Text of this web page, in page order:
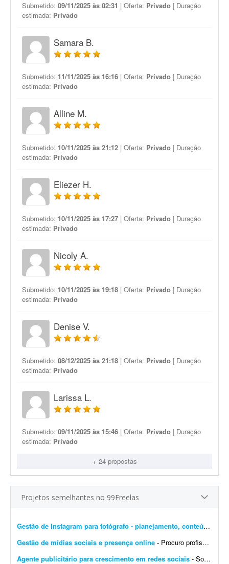
Submetido: 09/11/2025 às 02:31 | Oferta: Privado | Duração
estimada: Privado
Samara B.
Submetido: 11/11/2025 às 16:16 | Oferta: Privado | Duração
estimada: Privado
Alline M.
Submetido: 10/11/2025 às 21:12 | Oferta: Privado | Duração
estimada: Privado
Eliezer H.
Submetido: 10/11/2025 às 17:27 | Oferta: Privado | Duração
estimada: Privado
Nicoly A.
Submetido: 10/11/2025 às 19:18 | Oferta: Privado | Duração
estimada: Privado
Denise V.
Submetido: 08/12/2025 às 21:18 | Oferta: Privado | Duração
estimada: Privado
Larissa L.
Submetido: 09/11/2025 às 15:46 | Oferta: Privado | Duração
estimada: Privado
+ 24 propostas
Projetos semelhantes no 99Freelas
Gestão de Instagram para fotógrafo - planejamento, conteúdo e edição
Gestão de mídias sociais e presença online - Procuro profissional para criar um site no Linktree ou plataforma similar e desenvolver a presença da empresa nas redes sociais. - Criar um site no Linktree ou similar. - Produzir 60 posts ...
Agente publicitário para crescimento em redes sociais - Sou estudante e estou tentando crescer nas redes sociais há 2 anos, porém parece que nada funciona: não consigo ganhar seguidores nem aumentar o engajamento das minhas pá...